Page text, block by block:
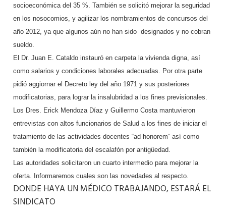
socioeconómica del 35 %. También se solicitó mejorar la seguridad
en los nosocomios, y agilizar los nombramientos de concursos del
año 2012, ya que algunos aún no han sido designados y no cobran
sueldo.
El Dr. Juan E. Cataldo instauró en carpeta la vivienda digna, así
como salarios y condiciones laborales adecuadas. Por otra parte
pidió aggiornar el Decreto ley del año 1971 y sus posteriores
modificatorias, para lograr la insalubridad a los fines previsionales.
Los Dres. Erick Mendoza Díaz y Guillermo Costa mantuvieron
entrevistas con altos funcionarios de Salud a los fines de iniciar el
tratamiento de las actividades docentes “ad honorem” así como
también la modificatoria del escalafón por antigüedad.
Las autoridades solicitaron un cuarto intermedio para mejorar la
oferta. Informaremos cuales son las novedades al respecto.
DONDE HAYA UN MÉDICO TRABAJANDO, ESTARÁ EL
SINDICATO